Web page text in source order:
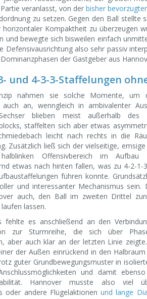
veranlasst, von der bisher
zu setzen. Gegen den Ball
Kompaktheit zu überzeugen
und bewegte sich bisweilen einfach
Defensivausrichtung also sehr passiv
der Gastgeber aus
und 4-3-3-Staffelungen
nahmen sie solche Momente, um
auch an, wenngleich in ambivalenter
blieben meist außerhalb des
staffelten sich aber etwas
leicht nach rechts in die
Zusätzlich ließ sich der vielseitige,
Offensivbereich im Aufbau
etwas nach hinten fallen, was zu 4-2-1-
führen konnte.
und interessanter Mechanismus sein.
auch, den Ball im zweiten Drittel
lassen.
fehlte es anschließend an den
zur Sturmreihe, die sich über
aber auch klar an der letzten Linie
der Außen einrückend in den
guter Grundbewegungsmuster in
und damit
Hannover musste also viel
oder andere Flügelaktionenund lange